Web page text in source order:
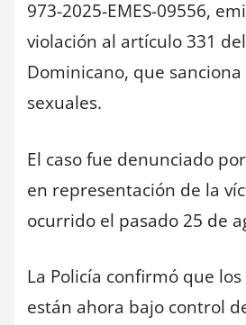
973-2025-EMES-09556,
violación al artículo 331
Dominicano, que
sexuales.
El caso fue denunciado
en representación de la
ocurrido el pasado 25 de
La Policía confirmó que
están ahora bajo control